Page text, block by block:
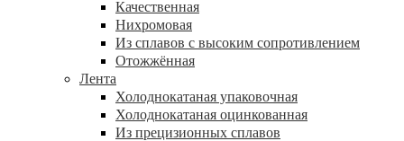
Качественная
Нихромовая
Из сплавов с высоким сопротивлением
Отожжённая
Лента
Холоднокатаная упаковочная
Холоднокатаная оцинкованная
Из прецизионных сплавов